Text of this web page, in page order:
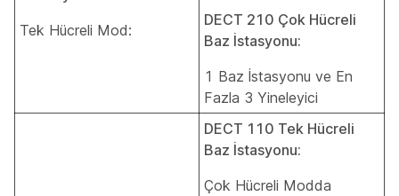
Tek Hücreli Mod:
DECT 210 Çok Hücreli
Baz İstasyonu:
1 Baz İstasyonu ve En
Fazla 3 Yineleyici
DECT 110 Tek Hücreli
Baz İstasyonu:
Çok Hücreli Modda